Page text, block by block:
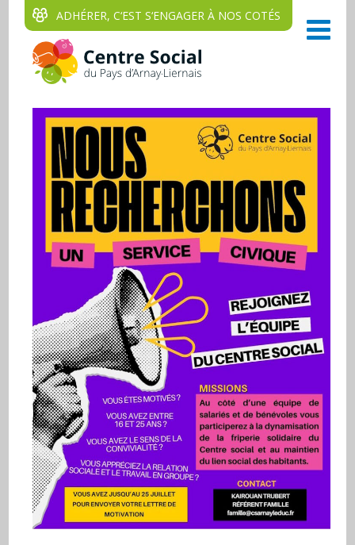
ADHÉRER, C‘EST S‘ENGAGER À NOS COTÉS